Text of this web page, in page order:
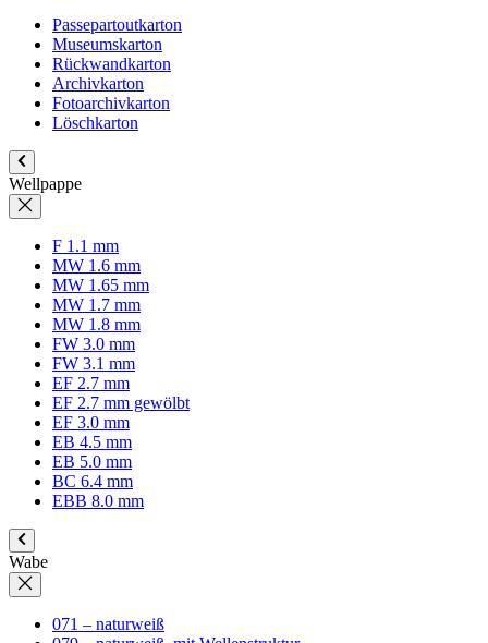
Passepartoutkarton
Museumskarton
Rückwandkarton
Archivkarton
Fotoarchivkarton
Löschkarton
Wellpappe
F 1.1 mm
MW 1.6 mm
MW 1.65 mm
MW 1.7 mm
MW 1.8 mm
FW 3.0 mm
FW 3.1 mm
EF 2.7 mm
EF 2.7 mm gewölbt
EF 3.0 mm
EB 4.5 mm
EB 5.0 mm
BC 6.4 mm
EBB 8.0 mm
Wabe
071 – naturweiß